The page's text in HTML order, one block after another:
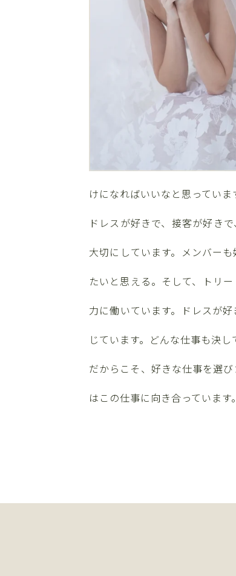
けになればいいなと思っていま
ドレスが好きで、接客が好き
大切にしています。メンバー
たいと思える。そして、トリ
力に働いています。ドレスが
じています。どんな仕事も決し
だからこそ、好きな仕事を選
はこの仕事に向き合っています。